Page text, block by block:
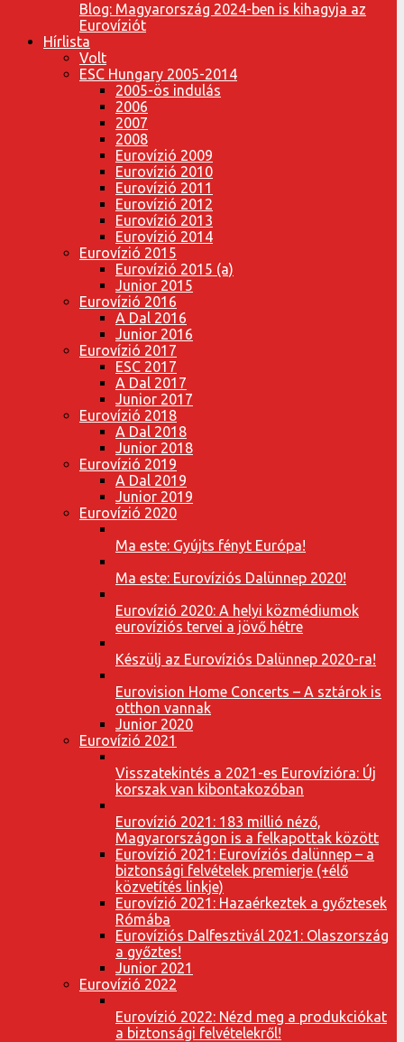
Blog: Magyarország 2024-ben is kihagyja az
Eurovíziót
Hírlista
Volt
ESC Hungary 2005-2014
2005-ös indulás
2006
2007
2008
Eurovízió 2009
Eurovízió 2010
Eurovízió 2011
Eurovízió 2012
Eurovízió 2013
Eurovízió 2014
Eurovízió 2015
Eurovízió 2015 (a)
Junior 2015
Eurovízió 2016
A Dal 2016
Junior 2016
Eurovízió 2017
ESC 2017
A Dal 2017
Junior 2017
Eurovízió 2018
A Dal 2018
Junior 2018
Eurovízió 2019
A Dal 2019
Junior 2019
Eurovízió 2020
Ma este: Gyújts fényt Európa!
Ma este: Eurovíziós Dalünnep 2020!
Eurovízió 2020: A helyi közmédiumok
eurovíziós tervei a jövő hétre
Készülj az Eurovíziós Dalünnep 2020-ra!
Eurovision Home Concerts – A sztárok is
otthon vannak
Junior 2020
Eurovízió 2021
Visszatekintés a 2021-es Eurovízióra: Új
korszak van kibontakozóban
Eurovízió 2021: 183 millió néző,
Magyarországon is a felkapottak között
Eurovízió 2021: Eurovíziós dalünnep – a
biztonsági felvételek premierje (+élő
közvetítés linkje)
Eurovízió 2021: Hazaérkeztek a győztesek
Rómába
Eurovíziós Dalfesztivál 2021: Olaszország
a győztes!
Junior 2021
Eurovízió 2022
Eurovízió 2022: Nézd meg a produkciókat
a biztonsági felvételekről!